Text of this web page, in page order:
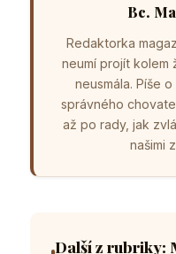
Bc.
Redaktorka
neumí projít kolem
neusmála. Píše
správného
až po rady, jak
našimi
Další z rubriky: